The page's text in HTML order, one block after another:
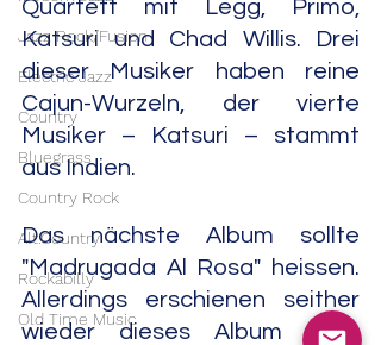
Jazz Rock/Fusion
Electric Jazz
Country
Bluegrass
Country Rock
Alt.Country
Rockabilly
Old Time Music
Quartett mit Legg, Primo,
Katsuri und Chad Willis. Drei
dieser Musiker haben reine
Cajun-Wurzeln, der vierte
Musiker – Katsuri – stammt
aus Indien.
Das nächste Album sollte
"Madrugada Al Rosa" heissen.
Allerdings erschienen seither
wieder dieses Album noch